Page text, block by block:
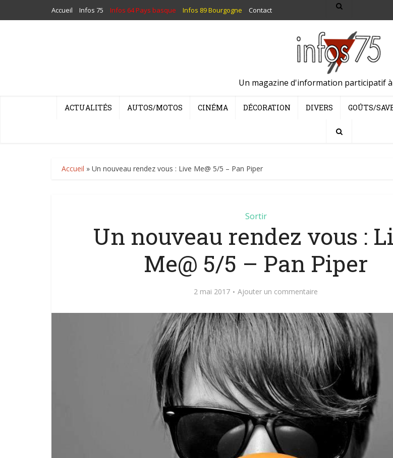
Accueil Infos 75 Infos 64 Pays basque Infos 89 Bourgogne Contact
Un magazine d'information participatif
ACTUALITÉS AUTOS/MOTOS CINÉMA DÉCORATION DIVERS GOÛTS/
Accueil » Un nouveau rendez vous : Live Me@ 5/5 – Pan Piper
Sortir
Un nouveau rendez vous :
Me@ 5/5 – Pan Piper
2 mai 2017 Ajouter un commentaire